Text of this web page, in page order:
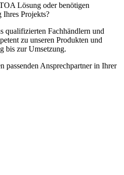
Lösung oder benötigen
Ihres Projekts?
qualifizierten Fachhändlern und
zu unseren Produkten und
bis zur Umsetzung.
passenden Ansprechpartner in Ihrer